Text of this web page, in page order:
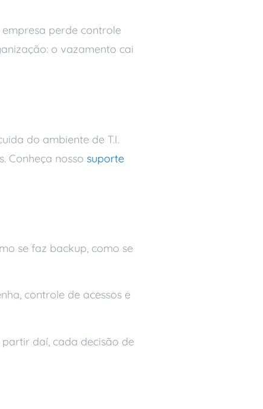
empresa perde controle
o vazamento cai
do ambiente de T.I.
Conheça nosso suporte
se faz backup, como se
controle de acessos e
daí, cada decisão de